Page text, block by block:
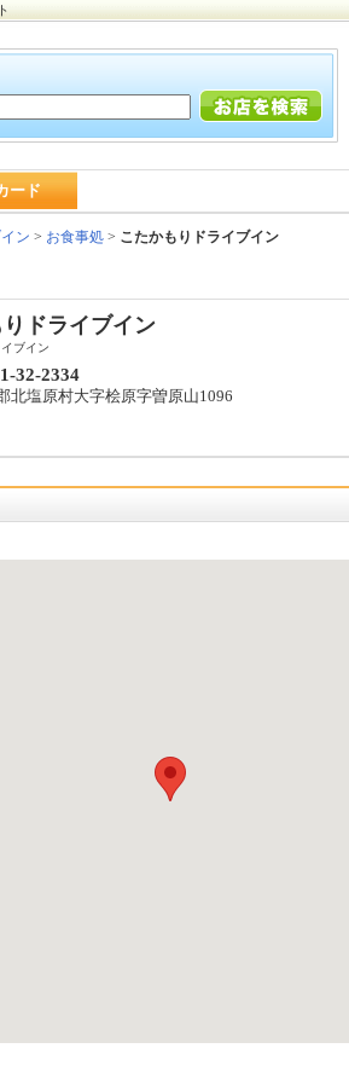
ード
ン > お食事処 > こたかもりドライブイン
ドライブイン
ブイン
32-2334
北塩原村大字桧原字曽原山1096